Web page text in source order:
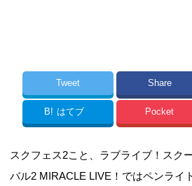
Tweet Share
B! はてブ Pocket
スクフェス2こと、ラブライブ！スク
バル2 MIRACLE LIVE！ではペンライ